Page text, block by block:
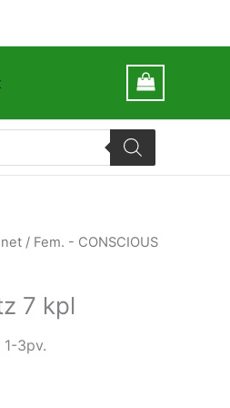
/ Fem. - CONSCIOUS
7 kpl
3pv.